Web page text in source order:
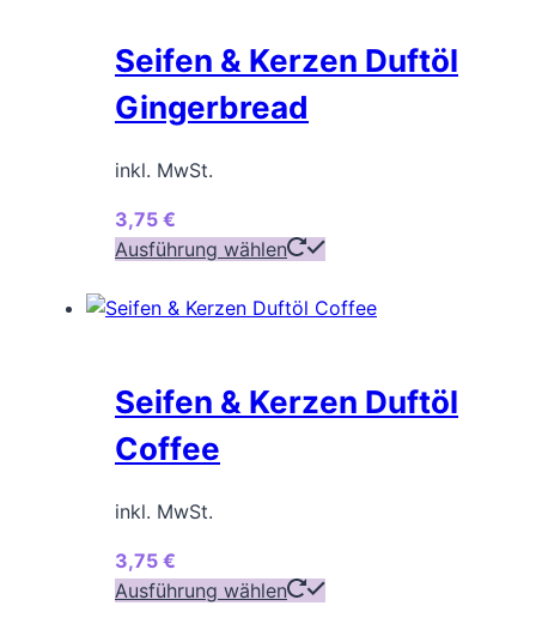
auf.
Produktseite
gewählt
werden
Seifen & Kerzen Duftöl
Gingerbread
inkl. MwSt.
3,75 €
Ausführung wählen
Dieses
weist
auf.
Produktseite
gewählt
Seifen & Kerzen Duftöl
Coffee
inkl. MwSt.
3,75 €
Ausführung wählen
Dieses